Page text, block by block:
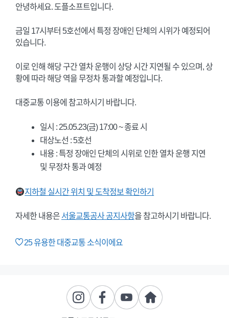
안녕하세요. 도플소프트입니다.
금일 17시부터 5호선에서 특정 장애인 단체의 시위가 예정되어
있습니다.
이로 인해 해당 구간 열차 운행이 상당 시간 지연될 수 있으며, 상
황에 따라 해당 역을 무정차 통과할 예정입니다.
대중교통 이용에 참고하시기 바랍니다.
일시 : 25.05.23(금) 17:00 ~ 종료 시
대상노선 : 5호선
내용 : 특정 장애인 단체의 시위로 인한 열차 운행 지연
및 무정차 통과 예정
지하철 실시간 위치 및 도착정보 확인하기
자세한 내용은 서울교통공사 공지사항을 참고하시기 바랍니다.
25유용한 대중교통 소식이에요